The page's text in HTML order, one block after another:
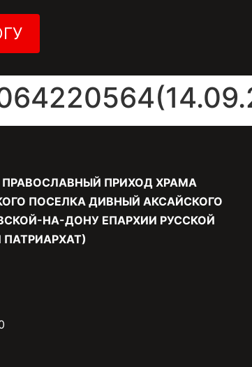
ПРИХОД ХРАМА
ПОСЕЛКА ДИВНЫЙ АКСАЙСКОГО
НА-ДОНУ ЕПАРХИИ РУССКОЙ